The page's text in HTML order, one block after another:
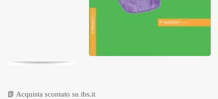
📗 Acquista scontato su ibs.it